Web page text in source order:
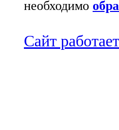
необходимо
Сайт